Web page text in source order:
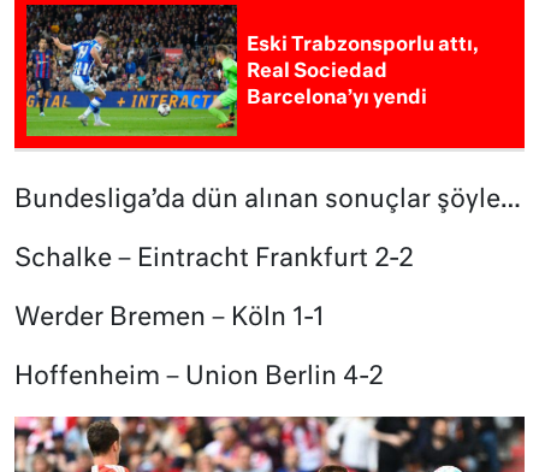
Eski Trabzonsporlu attı,
Real Sociedad
Barcelona’yı yendi
Bundesliga’da dün alınan sonuçlar şöyle…
Schalke – Eintracht Frankfurt 2-2
Werder Bremen – Köln 1-1
Hoffenheim – Union Berlin 4-2